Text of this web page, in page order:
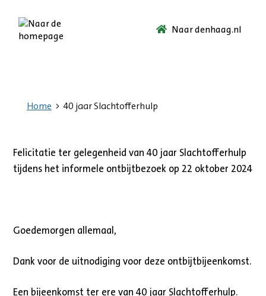
Ga
Naar denhaag.nl
Home 40 jaar Slachtofferhulp
Felicitatie ter gelegenheid van 40 jaar Slachtofferhulp
tijdens het informele ontbijtbezoek op 22 oktober 2024
Goedemorgen allemaal,
Dank voor de uitnodiging voor deze ontbijtbijeenkomst.
Een bijeenkomst ter ere van 40 jaar Slachtofferhulp.